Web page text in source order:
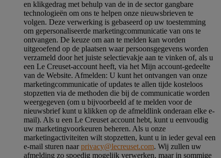
en klikgedrag met behulp van de in de sector gangbare
technologieën om ons te helpen onze nieuwsbrieven te
volgen. Deze verwerking is gebaseerd op uw toestemming
om gepersonaliseerde marketingcommunicatie van ons te
ontvangen. De keuze om aan te melden kan worden
uitgeoefend op de plaatsen waar persoonsgegevens worden
verzameld door het juiste selectievakje aan te vinken of, als u
een Le Creuset-account heeft, via het Mijn account-gedeelte
van de Website. Afmelden: U kunt het ontvangen van onze
marketingcommunicatie of updates te allen tijde kosteloos
stopzetten via de methoden die bij de communicatie worden
weergegeven (om u bijvoorbeeld af te melden voor de
nieuwsbrief kunt u klikken op de afmeldlink onderaan elke e-
mail). Als u een Le Creuset account hebt, kunt u eenvoudig
uw marketingvoorkeuren beheren. Als u onze
marketingactiviteiten wilt stopzetten, kunt u in ieder geval een
e-mail sturen naarprivacy@lecreuset.com. Wij zullen uw
afmelding zo spoedig mogelijk verwerken, maar in sommige